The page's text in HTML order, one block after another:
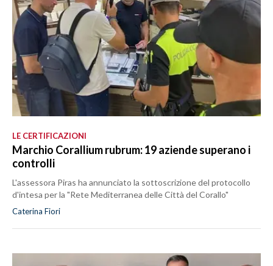
LE CERTIFICAZIONI
Marchio Corallium rubrum: 19 aziende superano i
controlli
L'assessora Piras ha annunciato la sottoscrizione del protocollo
d'intesa per la "Rete Mediterranea delle Città del Corallo"
Caterina Fiori